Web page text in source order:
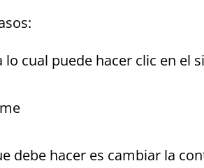
cual puede hacer clic en el
debe hacer es cambiar la